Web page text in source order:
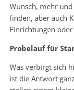
Wunsch, mehr
finden, aber auch
Einrichtungen
Probelauf für
Was verbirgt sich
ist die Antwort